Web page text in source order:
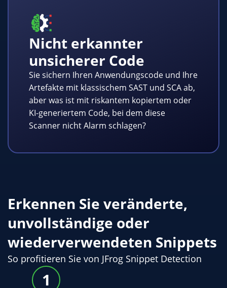
Nicht erkannter
unsicherer Code
Sie sichern Ihren Anwendungscode und Ihre
Artefakte mit klassischem SAST und SCA ab,
aber was ist mit riskantem kopiertem oder
KI-generiertem Code, bei dem diese
Scanner nicht Alarm schlagen?
Erkennen Sie veränderte,
unvollständige oder
wiederverwendeten Snippets
So profitieren Sie von JFrog Snippet Detection